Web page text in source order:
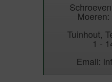
Tuinhout,
1 -
Email: